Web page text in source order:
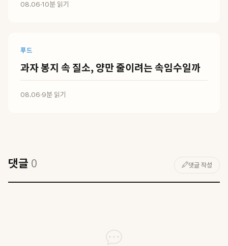
08.06·10분 읽기
푸드
과자 봉지 속 질소, 양만 줄이려는 속임수일까
08.06·9분 읽기
댓글 0 댓글 작성